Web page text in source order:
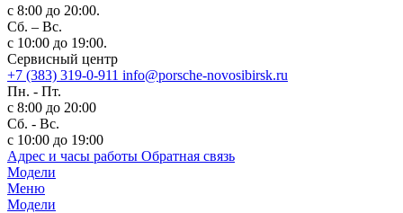
с 8:00 до 20:00.
Сб. – Вс.
с 10:00 до 19:00.
Сервисный центр
+7 (383) 319-0-911 info@porsche-novosibirsk.ru
Пн. - Пт.
с 8:00 до 20:00
Сб. - Вс.
с 10:00 до 19:00
Адрес и часы работы Обратная связь
Модели
Меню
Модели